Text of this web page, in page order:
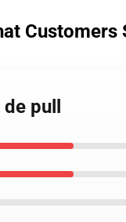
Customers
pull